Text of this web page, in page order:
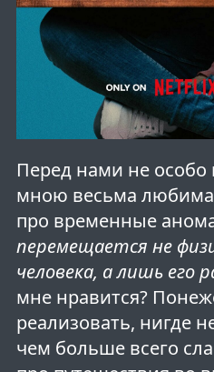
Перед нами не особо
мною весьма
про временные
перемещается не
человека, а лишь его
мне нравится?
реализовать, нигде
чем больше всего